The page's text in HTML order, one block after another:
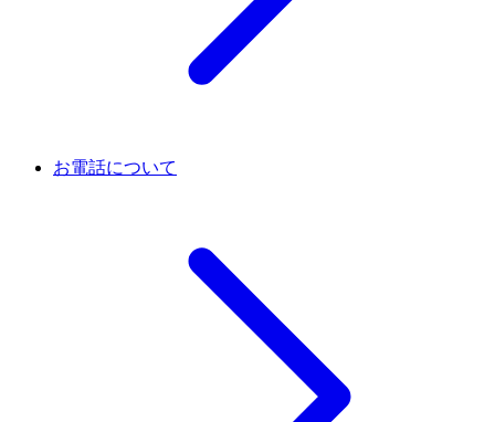
お電話について